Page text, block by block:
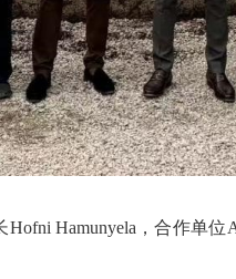
Hamunyela，合作单